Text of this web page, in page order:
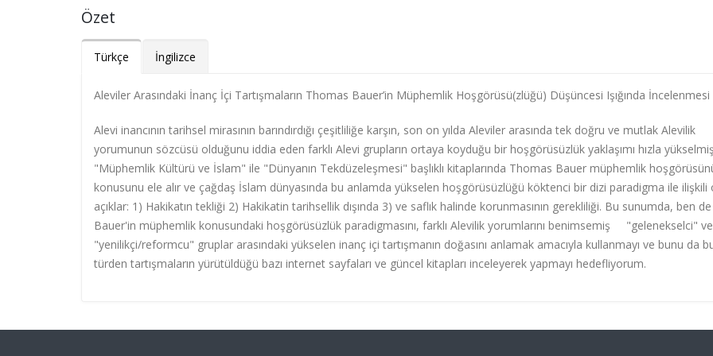
Özet
Türkçe İngilizce
Aleviler Arasındaki İnanç İçi Tartışmaların Thomas Bauer’in Müphemlik Hoşgörüsü(zlüğü) Düşüncesi Işığında İncelenmesi
Alevi inancının tarihsel mirasının barındırdığı çeşitliliğe karşın, son on yılda Aleviler arasında tek doğru ve mutlak Alevilik
yorumunun sözcüsü olduğunu iddia eden farklı Alevi grupların ortaya koyduğu bir hoşgörüsüzlük yaklaşımı hızla
"Müphemlik Kültürü ve İslam" ile "Dünyanın Tekdüzeleşmesi" başlıklı kitaplarında Thomas Bauer müphemlik
konusunu ele alır ve çağdaş İslam dünyasında bu anlamda yükselen hoşgörüsüzlüğü köktenci bir dizi paradigma ile ilişkili
açıklar: 1) Hakikatın tekliği 2) Hakikatin tarihsellik dışında 3) ve saflık halinde korunmasının gerekliliği. Bu sunumda, ben de
Bauer'in müphemlik konusundaki hoşgörüsüzlük paradigmasını, farklı Alevilik yorumlarını benimsemiş "gelenekselci" ve
"yenilikçi/reformcu" gruplar arasındaki yükselen inanç içi tartışmanın doğasını anlamak amacıyla kullanmayı ve bunu da
türden tartışmaların yürütüldüğü bazı internet sayfaları ve güncel kitapları inceleyerek yapmayı hedefliyorum.